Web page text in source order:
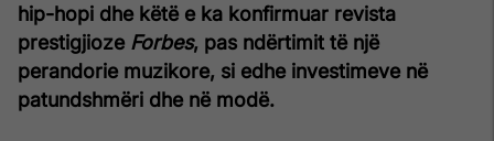
hip-hopi dhe këtë e ka konfirmuar revista
prestigjioze Forbes, pas ndërtimit të një
perandorie muzikore, si edhe investimeve në
patundshmëri dhe në modë.